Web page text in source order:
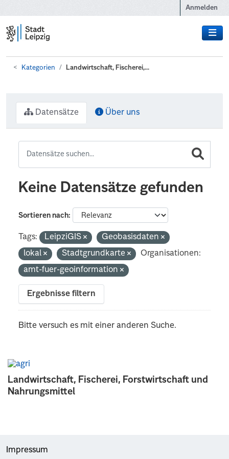
Anmelden
Kategorien Landwirtschaft, Fischerei,...
Landwirtschaft, Fischerei, Forstwirtschaft und
Nahrungsmittel
Datensätze Über uns
Keine Datensätze gefunden
Sortieren nach
Tags: LeipziGIS
Geobasisdaten
lokal
Stadtgrundkarte
Organisationen:
amt-fuer-geoinformation
Ergebnisse filtern
Bitte versuch es mit einer anderen Suche.
Impressum